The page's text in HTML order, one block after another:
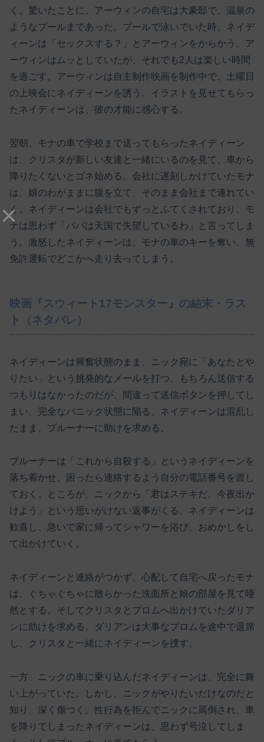
く。驚いたことに、アーウィンの自宅は大豪邸で、温泉の
ようなプールまであった。プールで泳いでいた時、ネイデ
ィーンは「セックスする？」とアーウィンをからかう。ア
ーウィンはムッとしていたが、それでも2人は楽しい時間
を過ごす。アーウィンは自主制作映画を制作中で、土曜日
の上映会にネイディーンを誘う。イラストを見せてもらっ
たネイディーンは、彼の才能に感心する。
翌朝、モナの車で学校まで送ってもらったネイディーン
は、クリスタが新しい友達と一緒にいるのを見て、車から
降りたくないとゴネ始める。会社に遅刻しかけていたモナ
は、娘のわがままに腹を立て、そのまま会社まで連れてい
く。ネイディーンは会社でもずっとふてくされており、モ
ナは思わず「パパは天国で失望しているわ」と言ってしま
う。激怒したネイディーンは、モナの車のキーを奪い、無
免許運転でどこかへ走り去ってしまう。
映画『スウィート17モンスター』の結末・ラス
ト（ネタバレ）
ネイディーンは興奮状態のまま、ニック宛に「あなたとや
りたい」という挑発的なメールを打つ。もちろん送信する
つもりはなかったのだが、間違って送信ボタンを押してし
まい、完全なパニック状態に陥る。ネイディーンは混乱し
たまま、ブルーナーに助けを求める。
ブルーナーは「これから自殺する」というネイディーンを
落ち着かせ、困ったら連絡するよう自分の電話番号を渡し
ておく。ところが、ニックから「君はステキだ、今夜出か
けよう」という思いがけない返事がくる。ネイディーンは
歓喜し、急いで家に帰ってシャワーを浴び、おめかしをし
て出かけていく。
ネイディーンと連絡がつかず、心配して自宅へ戻ったモナ
は、ぐちゃぐちゃに散らかった洗面所と娘の部屋を見て唖
然とする。そしてクリスタとプロムへ出かけていたダリア
ンに助けを求める。ダリアンは大事なプロムを途中で退席
し、クリスタと一緒にネイディーンを捜す。
一方、ニックの車に乗り込んだネイディーンは、完全に舞
い上がっていた。しかし、ニックがやりたいだけなのだと
知り、深く傷つく。性行為を拒んでニックに罵倒され、車
を降りてしまったネイディーンは、思わず号泣してしま